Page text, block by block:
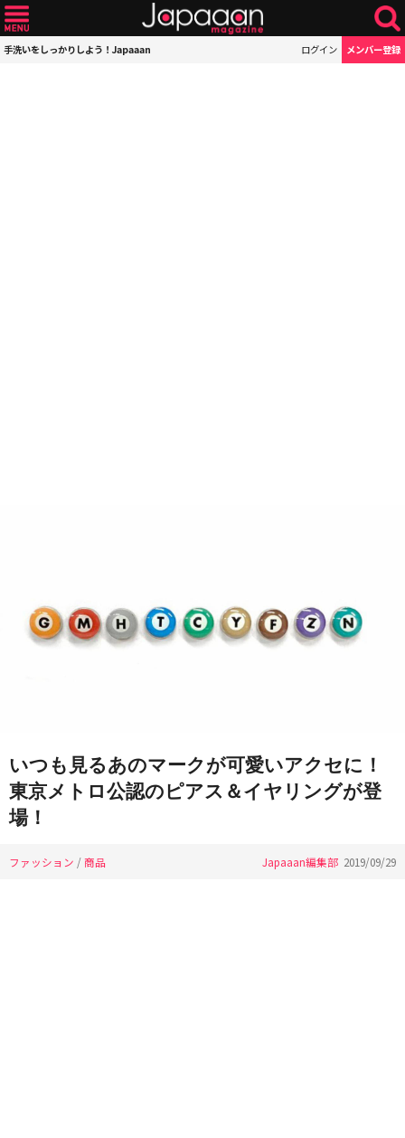
手洗いをしっかりしよう！Japaaan ログイン メンバー登録
いつも見るあのマークが可愛いアクセに！
東京メトロ公認のピアス＆イヤリングが登
場！
ファッション /商品 Japaaan編集部 2019/09/29